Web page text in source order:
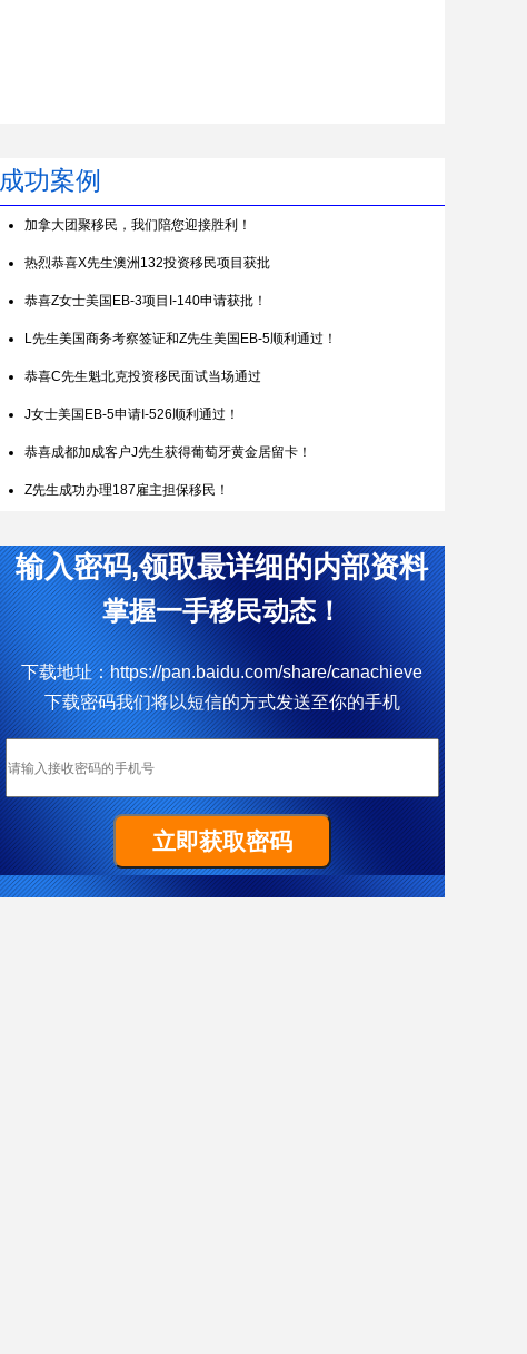
成功案例
加拿大团聚移民，我们陪您迎接胜利！
热烈恭喜X先生澳洲132投资移民项目获批
恭喜Z女士美国EB-3项目I-140申请获批！
L先生美国商务考察签证和Z先生美国EB-5顺利通过！
恭喜C先生魁北克投资移民面试当场通过
J女士美国EB-5申请I-526顺利通过！
恭喜成都加成客户J先生获得葡萄牙黄金居留卡！
Z先生成功办理187雇主担保移民！
简直开挂了，希腊成功案例！
热烈恭喜Q女士通过葡萄牙购房移民拿到葡萄牙黄金居留卡
D女士塞浦路斯获批
W先生终于成功获批188C 签证，实现了移民澳洲的愿望。
恭喜成都加成移民重庆客户W女士全家喜获匈牙利yj居留卡！
祝贺G女士186雇主担保签证（PR）顺利获批
置业移民塞浦路斯，当“地主”拿dj欧盟身份
热烈恭喜L女士澳洲186雇主担保技术移民项目获批
输入密码,领取最详细的内部资料
掌握一手移民动态！
下载地址：https://pan.baidu.com/share/canachieve
下载密码我们将以短信的方式发送至你的手机